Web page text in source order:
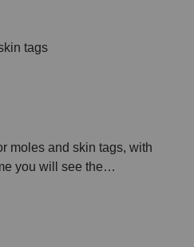
tags
moles and skin tags, with
you will see the…